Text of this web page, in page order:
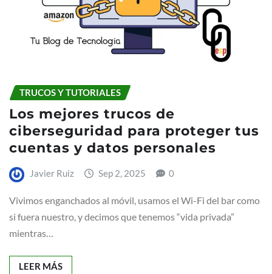
TRUCOS Y TUTORIALES
Los mejores trucos de
ciberseguridad para proteger tus
cuentas y datos personales
Javier Ruiz Sep 2, 2025 0
Vivimos enganchados al móvil, usamos el Wi-Fi del bar como
si fuera nuestro, y decimos que tenemos “vida privada”
mientras…
LEER MÁS